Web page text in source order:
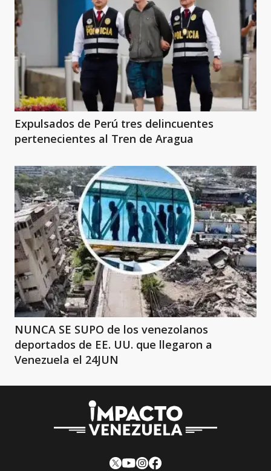
Expulsados de Perú tres delincuentes
pertenecientes al Tren de Aragua
NUNCA SE SUPO de los venezolanos
deportados de EE. UU. que llegaron a
Venezuela el 24JUN